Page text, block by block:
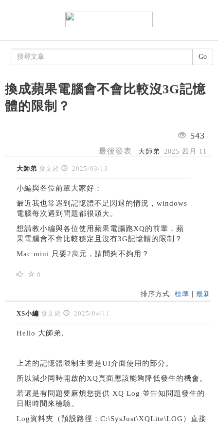
換成蘋果電腦會不會比較沒3G記憶
體的限制？
543
最後發表 大師弟 2025 四月 11
大師弟 發文於 2025/03/13
小編與各位前輩大家好：
最近我也常遇到記憶體不足閃退的情況，windows
電腦每次遇到問題都很頭大。
想請教小編與各位使用蘋果電腦跑XQ的前輩，蘋
果電腦會不會比較穩定且沒有3G記憶體的限制？
Mac mini 只要2萬元，請問夠不夠用？
0
排序方式: 標準 最新
XS小編 發文於 2025/04/11
Hello 大師弟,
上述的記憶體限制主要是UI介面使用的部分。
所以減少同時開啟的XQ頁面應該能夠降低發生的機會。
若還是有問題要麻煩您提供 XQ Log 並告知問題發生的
日期時間來檢驗。
Log資料夾（預設路徑：C:\SysJust\XQLite\LOG）直接
Go